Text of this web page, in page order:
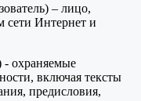
– лицо,
сети Интернет и
- охраняемые
включая тексты
предисловия,